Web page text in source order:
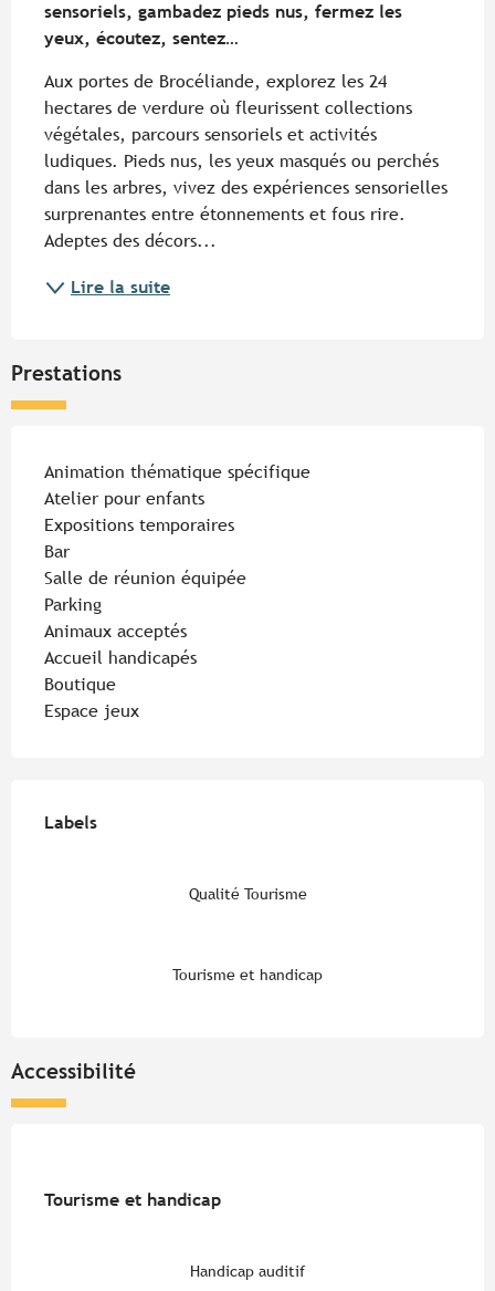
sensoriels, gambadez pieds nus, fermez les
yeux, écoutez, sentez…
Aux portes de Brocéliande, explorez les 24
hectares de verdure où fleurissent collections
végétales, parcours sensoriels et activités
ludiques. Pieds nus, les yeux masqués ou perchés
dans les arbres, vivez des expériences sensorielles
surprenantes entre étonnements et fous rire.
Adeptes des décors...
Lire la suite
Prestations
Animation thématique spécifique
Atelier pour enfants
Expositions temporaires
Bar
Salle de réunion équipée
Parking
Animaux acceptés
Accueil handicapés
Boutique
Espace jeux
Labels
Labels
Qualité Tourisme
Tourisme et handicap
Accessibilité
Tourisme et handicap
Tourisme et handicap
Handicap auditif